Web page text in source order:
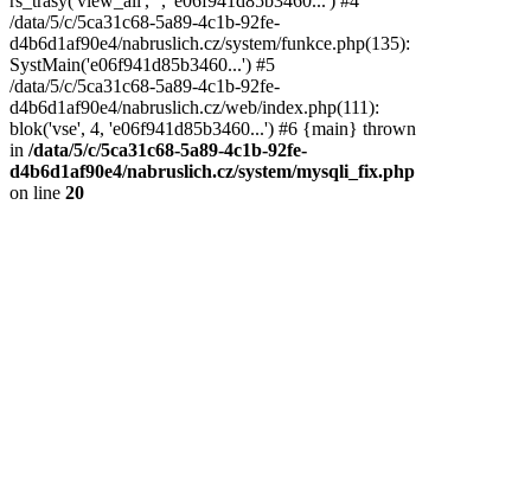
/data/5/c/5ca31c68-5a89-4c1b-92fe-
d4b6d1af90e4/nabruslich.cz/system/funkce.php(135):
SystMain('e06f941d85b3460...') #5
/data/5/c/5ca31c68-5a89-4c1b-92fe-
d4b6d1af90e4/nabruslich.cz/web/index.php(111):
blok('vse', 4, 'e06f941d85b3460...') #6 {main} thrown
in /data/5/c/5ca31c68-5a89-4c1b-92fe-
d4b6d1af90e4/nabruslich.cz/system/mysqli_fix.php
on line 20